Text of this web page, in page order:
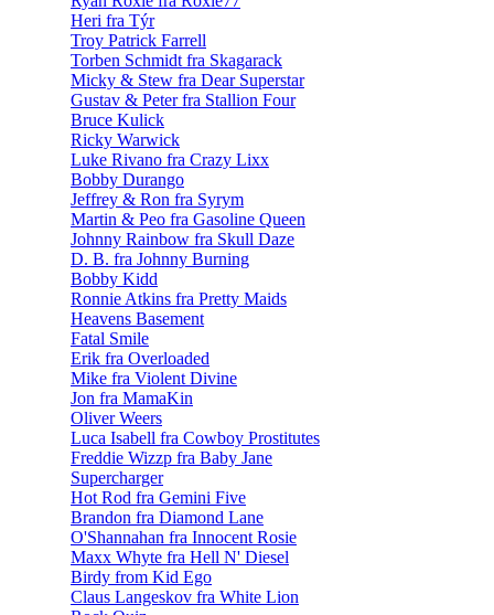
Heri fra Týr
Troy Patrick Farrell
Torben Schmidt fra Skagarack
Micky & Stew fra Dear Superstar
Gustav & Peter fra Stallion Four
Bruce Kulick
Ricky Warwick
Luke Rivano fra Crazy Lixx
Bobby Durango
Jeffrey & Ron fra Syrym
Martin & Peo fra Gasoline Queen
Johnny Rainbow fra Skull Daze
D. B. fra Johnny Burning
Bobby Kidd
Ronnie Atkins fra Pretty Maids
Heavens Basement
Fatal Smile
Erik fra Overloaded
Mike fra Violent Divine
Jon fra MamaKin
Oliver Weers
Luca Isabell fra Cowboy Prostitutes
Freddie Wizzp fra Baby Jane
Supercharger
Hot Rod fra Gemini Five
Brandon fra Diamond Lane
O'Shannahan fra Innocent Rosie
Maxx Whyte fra Hell N' Diesel
Birdy from Kid Ego
Claus Langeskov fra White Lion